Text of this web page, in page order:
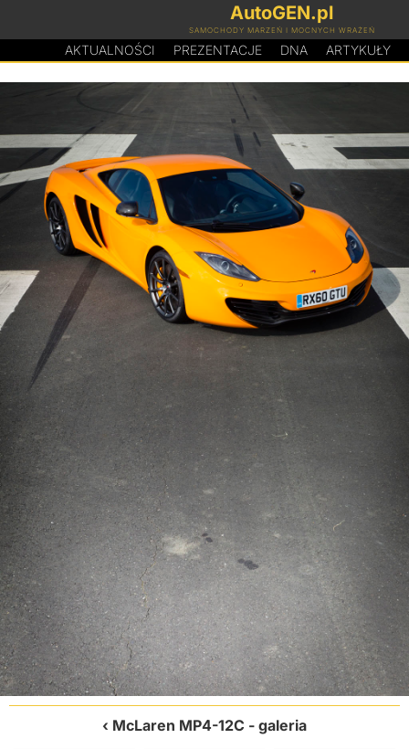
AutoGEN.pl
SAMOCHODY MARZEŃ I MOCNYCH WRAŻEŃ
AKTUALNOŚCI PREZENTACJE DNA ARTYKUŁY
McLaren MP4-12C - galeria